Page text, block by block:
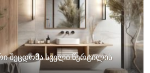
შეცდომა სველი წერტილის